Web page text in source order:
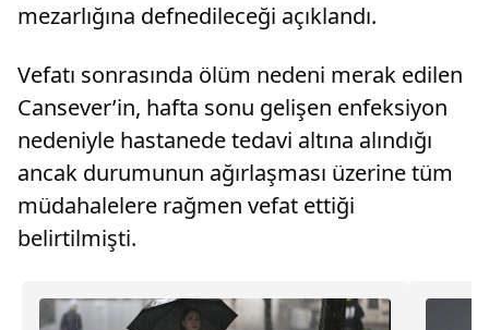
mezarlığına defnedileceği açıklandı.
Vefatı sonrasında ölüm nedeni merak edilen
Cansever’in, hafta sonu gelişen enfeksiyon
nedeniyle hastanede tedavi altına alındığı
ancak durumunun ağırlaşması üzerine tüm
müdahalelere rağmen vefat ettiği
belirtilmişti.